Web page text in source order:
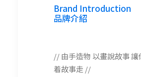
Brand Introduction
品牌介紹
// 由手造物 以畫說故事 讓
着故事走 //